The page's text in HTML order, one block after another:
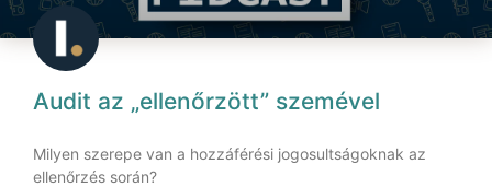
Audit az „ellenőrzött” szemével
Milyen szerepe van a hozzáférési jogosultságoknak az
ellenőrzés során?